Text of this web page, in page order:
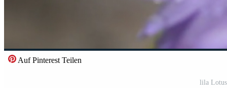
Auf Pinterest Teilen
lila